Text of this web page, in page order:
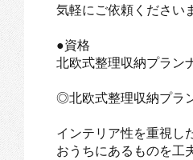
気軽にご依頼ください
●資格
北欧式整理収納プラン
◎北欧式整理収納プラ
インテリア性を重視し
おうちにあるものを工